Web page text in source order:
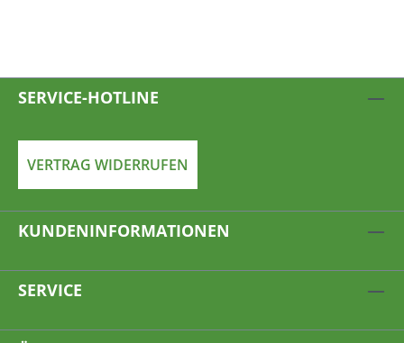
SERVICE-HOTLINE
VERTRAG WIDERRUFEN
KUNDENINFORMATIONEN
SERVICE